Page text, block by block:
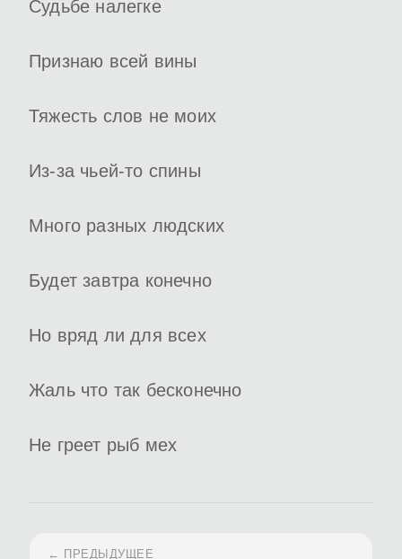
Судьбе налегке
Признаю всей вины
Тяжесть слов не моих
Из-за чьей-то спины
Много разных людских
Будет завтра конечно
Но вряд ли для всех
Жаль что так бесконечно
Не греет рыб мех
← ПРЕДЫДУЩЕЕ